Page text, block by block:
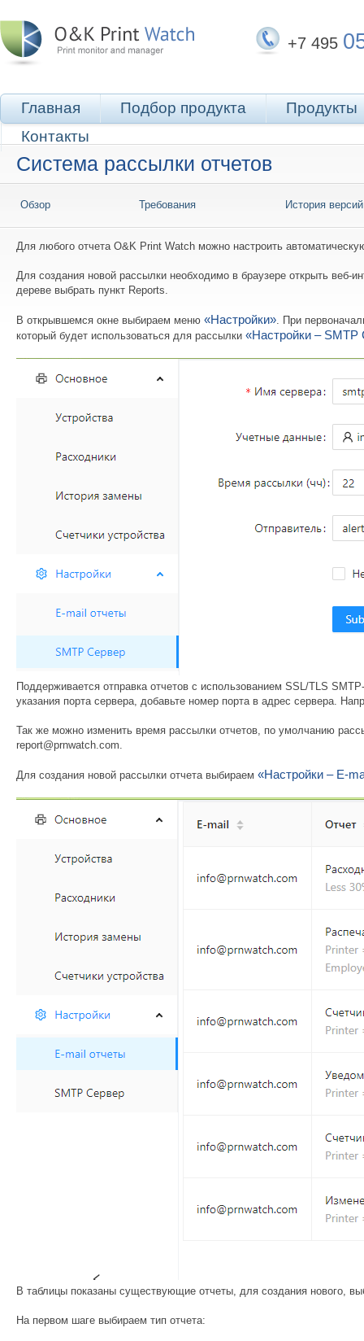
+7 495
Главная Подбор продукта
Продукты
Контакты
Система рассылки отчетов
Обзор Требования История версий
Для любого отчета O&K Print Watch можно настроить
Для создания новой рассылки необходимо в браузере открыть веб-
дереве выбрать пункт Reports.
В открывшемся окне выбираем меню «Настройки». При
который будет использоваться для рассылки «Настройки – SMTP
Поддерживается отправка отчетов с использованием SSL/TLS
указания порта сервера, добавьте номер порта в адрес сервера.
Так же можно изменить время рассылки отчетов, по умолчанию
report@prnwatch.com.
Для создания новой рассылки отчета выбираем «Настройки – E-
В таблицы показаны существующие отчеты, для создания нового,
На первом шаге выбираем тип отчета: